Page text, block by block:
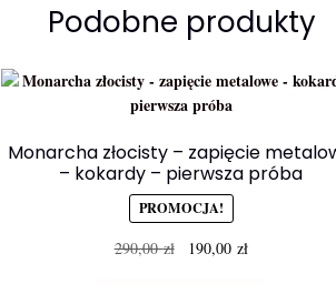
Podobne produkty
Monarcha złocisty – zapięcie
– kokardy – pierwsza próba
PROMOCJA!
290,00zł
Pierwotna
190,00złAktualna